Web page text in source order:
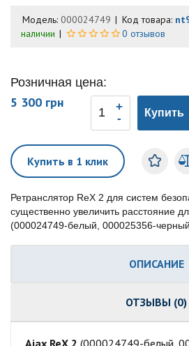
Модель: 000024749 Код товара:
наличии
0 отзывов
Розничная цена:
5 300 грн
Купить
Купить в 1 клик
Ретранслятор ReX 2 для систем
существенно увеличить расстояние
(000024749-белый, 000025356-
ОПИСАНИЕ
ОТЗЫВЫ (0)
Ajax ReX 2 (000024749-белый,